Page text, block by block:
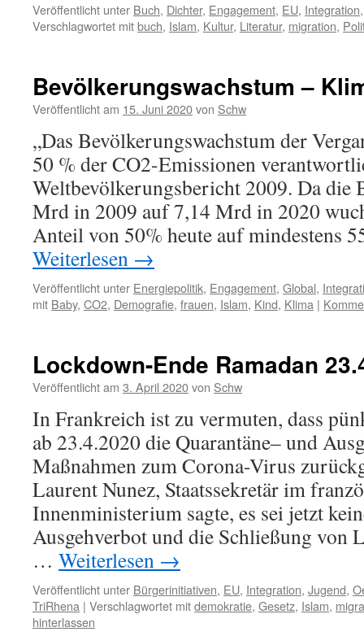
Veröffentlicht unter Buch, Dichter, Engagement, EU, Integration
Verschlagwortet mitbuch, Islam, Kultur, Literatur, migration,
Bevölkerungswachstum –
Veröffentlicht am 15. Juni 2020von Schw
„Das Bevölkerungswachstum der
50 % der CO2-Emissionen
Weltbevölkerungsbericht 2009. Da die
Mrd in 2009 auf 7,14 Mrd in 2020
Anteil von 50% heute auf mindestens
Weiterlesen →
Veröffentlicht unter Energiepolitik, Engagement, Global,
mit Baby, CO2, Demografie, frauen, Islam, Kind, Klima |
Lockdown-Ende Ramadan
Veröffentlicht am 3. April 2020von Schw
In Frankreich ist zu vermuten, dass
ab 23.4.2020 die Quarantäne– und
Maßnahmen zum Corona-Virus
Laurent Nunez, Staatssekretär im
Innenministerium sagte, es sei jetzt
Ausgehverbot und die Schließung von
… Weiterlesen →
Veröffentlicht unter Bürgerinitiativen, EU, Integration, Jugend,
TriRhena | Verschlagwortet mitdemokratie, Gesetz, Islam,
hinterlassen